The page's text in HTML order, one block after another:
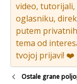
video,
oglasniku,
putem
tema od
tvojoj prijavi! ❤️
Ostale grane